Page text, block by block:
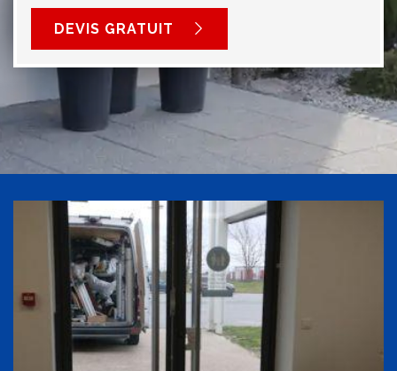
DEVIS GRATUIT